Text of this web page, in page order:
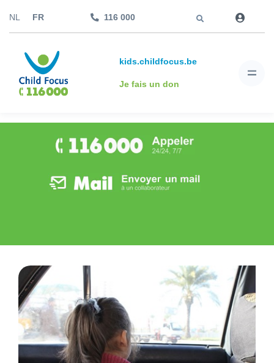
NL FR 116 000
kids.childfocus.be
Je fais un don